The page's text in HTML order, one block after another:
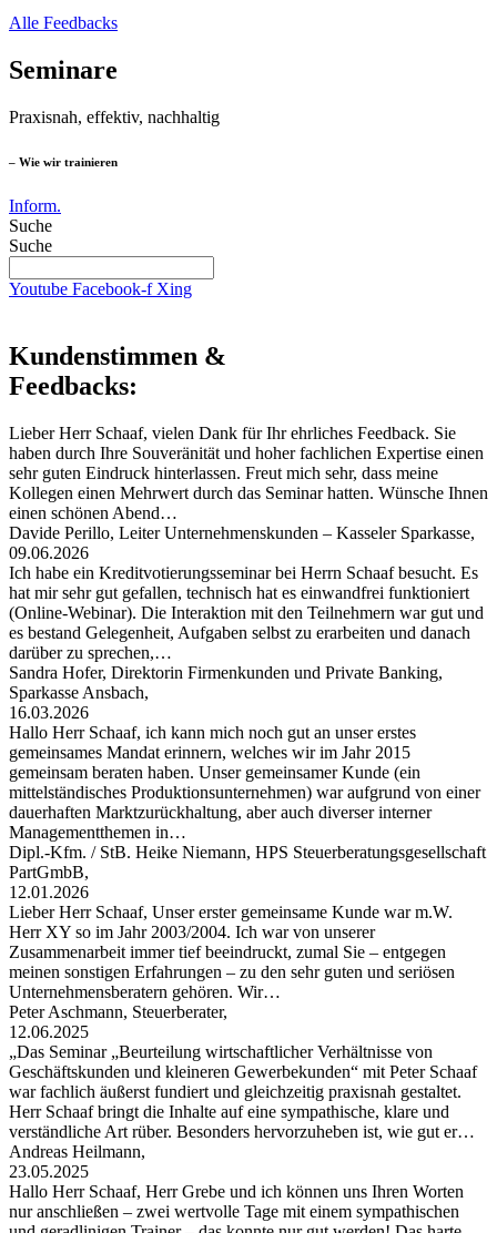
Alle Feedbacks
Seminare
Praxisnah, effektiv, nachhaltig
– Wie wir trainieren
Inform.
Suche
Suche
Youtube Facebook-f Xing
Kundenstimmen &
Feedbacks:
Lieber Herr Schaaf, vielen Dank für Ihr ehrliches Feedback. Sie
haben durch Ihre Souveränität und hoher fachlichen Expertise einen
sehr guten Eindruck hinterlassen. Freut mich sehr, dass meine
Kollegen einen Mehrwert durch das Seminar hatten. Wünsche Ihnen
einen schönen Abend…
Davide Perillo, Leiter Unternehmenskunden – Kasseler Sparkasse,
09.06.2026
Ich habe ein Kreditvotierungsseminar bei Herrn Schaaf besucht. Es
hat mir sehr gut gefallen, technisch hat es einwandfrei funktioniert
(Online-Webinar). Die Interaktion mit den Teilnehmern war gut und
es bestand Gelegenheit, Aufgaben selbst zu erarbeiten und danach
darüber zu sprechen,…
Sandra Hofer, Direktorin Firmenkunden und Private Banking,
Sparkasse Ansbach,
16.03.2026
Hallo Herr Schaaf, ich kann mich noch gut an unser erstes
gemeinsames Mandat erinnern, welches wir im Jahr 2015
gemeinsam beraten haben. Unser gemeinsamer Kunde (ein
mittelständisches Produktionsunternehmen) war aufgrund von einer
dauerhaften Marktzurückhaltung, aber auch diverser interner
Managementthemen in…
Dipl.-Kfm. / StB. Heike Niemann, HPS Steuerberatungsgesellschaft
PartGmbB,
12.01.2026
Lieber Herr Schaaf, Unser erster gemeinsame Kunde war m.W.
Herr XY so im Jahr 2003/2004. Ich war von unserer
Zusammenarbeit immer tief beeindruckt, zumal Sie – entgegen
meinen sonstigen Erfahrungen – zu den sehr guten und seriösen
Unternehmensberatern gehören. Wir…
Peter Aschmann, Steuerberater,
12.06.2025
„Das Seminar „Beurteilung wirtschaftlicher Verhältnisse von
Geschäftskunden und kleineren Gewerbekunden“ mit Peter Schaaf
war fachlich äußerst fundiert und gleichzeitig praxisnah gestaltet.
Herr Schaaf bringt die Inhalte auf eine sympathische, klare und
verständliche Art rüber. Besonders hervorzuheben ist, wie gut er…
Andreas Heilmann,
23.05.2025
Hallo Herr Schaaf, Herr Grebe und ich können uns Ihren Worten
nur anschließen – zwei wertvolle Tage mit einem sympathischen